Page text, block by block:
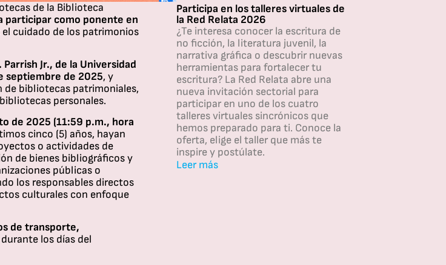
de la Biblioteca
participar como ponente en
el cuidado de los patrimonios
Jr., de la Universidad
septiembre de 2025, y
de bibliotecas patrimoniales,
personales.
de 2025 (11:59 p.m., hora
cinco (5) años, hayan
o actividades de
de bienes bibliográficos y
públicas o
los responsables directos
culturales con enfoque
de transporte,
durante los días del
Participa en los talleres virtuales de
la Red Relata 2026
¿Te interesa conocer la escritura de
no ficción, la literatura juvenil, la
narrativa gráfica o descubrir nuevas
herramientas para fortalecer tu
escritura? La Red Relata abre una
nueva invitación sectorial para
participar en uno de los cuatro
talleres virtuales sincrónicos que
hemos preparado para ti. Conoce la
oferta, elige el taller que más te
inspire y postúlate.
Leer más